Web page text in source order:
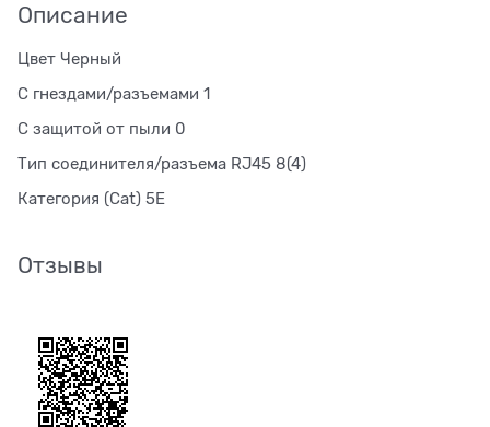
Описание
Цвет Черный
С гнездами/разъемами 1
С защитой от пыли 0
Тип соединителя/разъема RJ45 8(4)
Категория (Cat) 5E
Отзывы